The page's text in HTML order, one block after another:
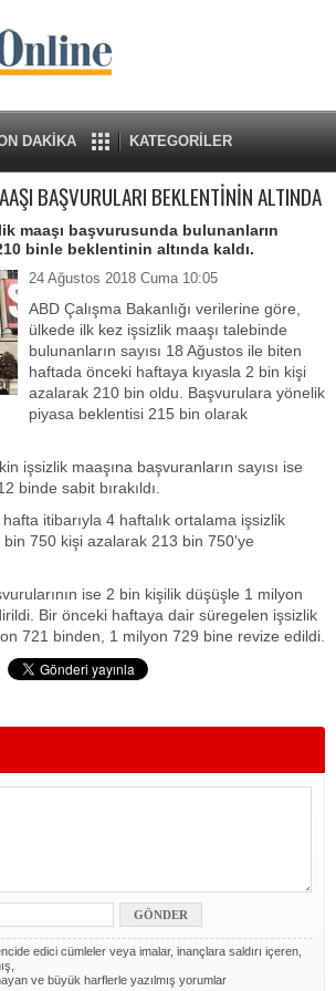
DAKİKA KATEGORİLER
BAŞVURULARI BEKLENTİNİN ALTINDA
maaşı başvurusunda bulunanların
binle beklentinin altında kaldı.
24 Ağustos 2018 Cuma 10:05
ABD Çalışma Bakanlığı verilerine göre,
ülkede ilk kez işsizlik maaşı talebinde
bulunanların sayısı 18 Ağustos ile biten
haftada önceki haftaya kıyasla 2 bin kişi
azalarak 210 bin oldu. Başvurulara yönelik
piyasa beklentisi 215 bin olarak
işsizlik maaşına başvuranların sayısı ise
binde sabit bırakıldı.
itibarıyla 4 haftalık ortalama işsizlik
bin 750 kişi azalarak 213 bin 750'ye
ise 2 bin kişilik düşüşle 1 milyon
Bir önceki haftaya dair süregelen işsizlik
721 binden, 1 milyon 729 bine revize edildi.
edici cümleler veya imalar, inançlara saldırı içeren,
ve büyük harflerle yazılmış yorumlar